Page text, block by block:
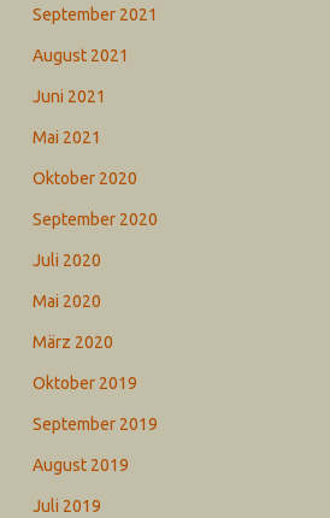
September 2021
August 2021
Juni 2021
Mai 2021
Oktober 2020
September 2020
Juli 2020
Mai 2020
März 2020
Oktober 2019
September 2019
August 2019
Juli 2019